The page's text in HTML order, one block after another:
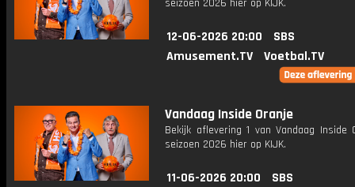
seizoen 2026 hier op KIJK.
12-06-2026 20:00
SBS
Amusement.TV
Voetbal.TV
Vandaag Inside Oranje
Bekijk aflevering 1 van Vandaag Inside
seizoen 2026 hier op KIJK.
11-06-2026 20:00
SBS